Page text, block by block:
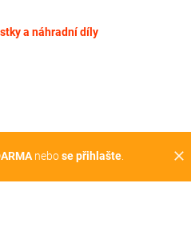
a náhradní díly
clear
nebose přihlašte.